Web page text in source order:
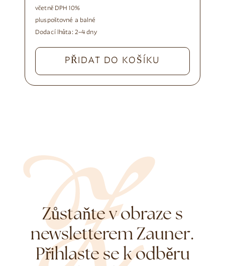
včetně DPH 10%
pluspoštovné a balné
Dodací lhůta: 2–4 dny
PŘIDAT DO KOŠÍKU
Zůstaňte v obraze s
newsletterem Zauner.
Přihlaste se k odběru